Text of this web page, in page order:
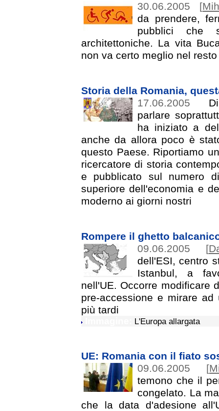
30.06.2005
[
da prendere,
pubblici che
architettoniche. La vita
non va certo meglio nel
Storia della Romania,
17.06.2005
parlare
ha iniziato a
anche da allora poco è
questo Paese. Riportiamo
ricercatore di storia
e pubblicato sul numero
superiore dell'economia e
moderno ai giorni nostri
Rompere il ghetto
09.06.2005
[
dell'ESI, centro
Istanbul, a
nell'UE. Occorre modificare
pre-accessione e mirare
più tardi
L'Europa allargata
UE: Romania con il fiato
09.06.2005
[
temono che il
congelato. La
che la data d'adesione